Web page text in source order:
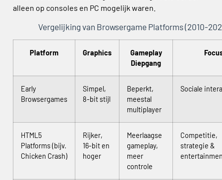
alleen op consoles en PC mogelijk waren.
Vergelijking van Browsergame Platforms (2010-
Platform Graphics
Gameplay
Diepgang
Early
Browsergames
Simpel,
8-bit stijl
Beperkt,
meestal
multiplayer
Sociale
HTML5
Platforms (bijv.
Chicken Crash)
Rijker,
16-bit en
hoger
Meerlaagse
gameplay,
meer
controle
Competitie,
strategie &